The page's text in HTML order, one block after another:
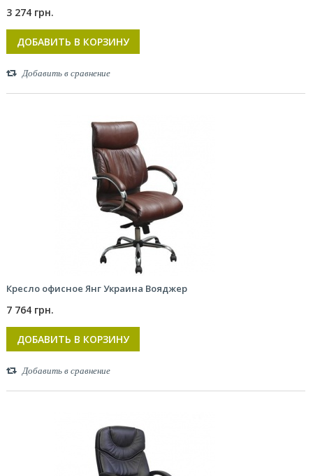
3 274 грн.
ДОБАВИТЬ В КОРЗИНУ
Добавить в сравнение
Кресло офисное Янг Украина Вояджер
7 764 грн.
ДОБАВИТЬ В КОРЗИНУ
Добавить в сравнение